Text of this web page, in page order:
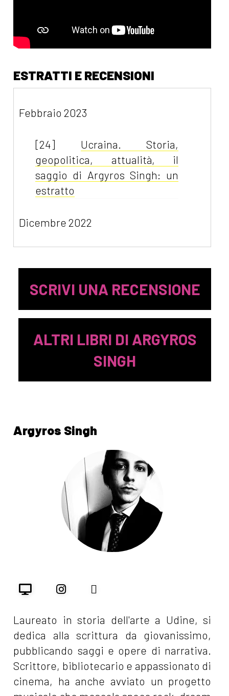
ESTRATTI E RECENSIONI
Febbraio 2023
[24] Ucraina. Storia,
geopolitica, attualità, il
saggio di Argyros Singh: un
estratto
Dicembre 2022
Natale buono davvero
[05] Ucraina. Storia,
geopolitica, attualità, un
saggio di Argyros Singh
SCRIVI UNA RECENSIONE
ALTRI LIBRI DI ARGYROS
SINGH
Argyros Singh